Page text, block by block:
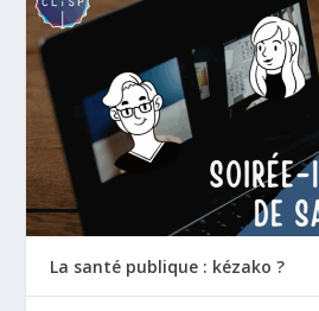
La santé publique : kézako ?